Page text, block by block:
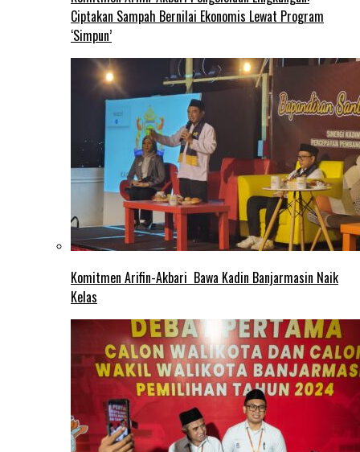
Ciptakan Sampah Bernilai Ekonomis Lewat Program
‘Simpun’
Komitmen Arifin-Akbari Bawa Kadin Banjarmasin Naik
Kelas